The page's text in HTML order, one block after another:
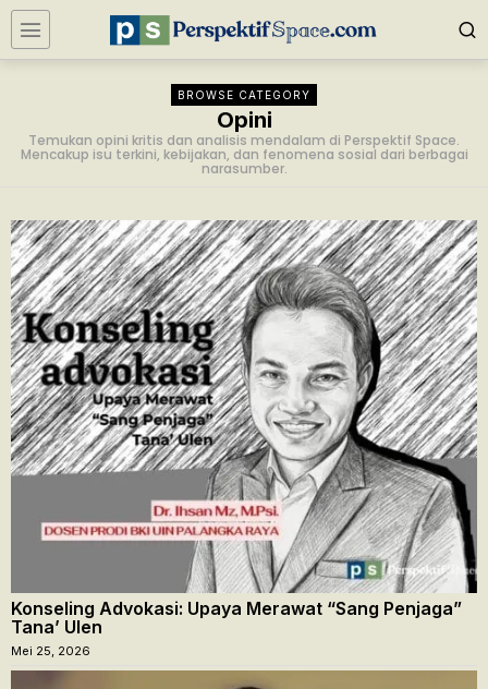
BROWSE CATEGORY
Opini
Temukan opini kritis dan analisis mendalam di Perspektif Space.
Mencakup isu terkini, kebijakan, dan fenomena sosial dari berbagai
narasumber.
Konseling Advokasi: Upaya Merawat “Sang Penjaga”
Tana’ Ulen
Mei 25, 2026